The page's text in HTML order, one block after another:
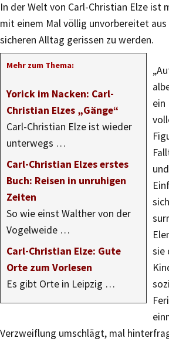
In der Welt von Carl-Christian Elze ist
mit einem Mal völlig unvorbereitet
sicheren Alltag gerissen zu werden.
Mehr zum Thema:
Yorick im Nacken: Carl-
Christian Elzes „Gänge“
Carl-Christian Elze ist wieder
unterwegs …
Carl-Christian Elzes erstes
Buch: Reisen in unruhigen
Zeiten
So wie einst Walther von der
Vogelweide …
Carl-Christian Elze: Gute
Orte zum Vorlesen
Es gibt Orte in Leipzig …
ein
sie
Verzweiflung umschlägt, mal